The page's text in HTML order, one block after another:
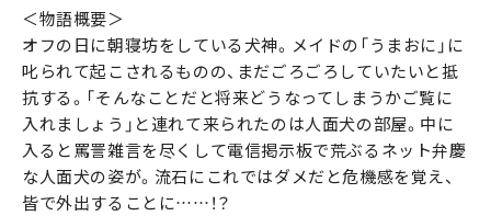
＜物語概要＞
オフの日に朝寝坊をしている犬神。メイドの「うまおに」に
叱られて起こされるものの、まだごろごろしていたいと抵
抗する。「そんなことだと将来どうなってしまうかご覧に
入れましょう」と連れて来られたのは人面犬の部屋。中に
入ると罵詈雑言を尽くして電信掲示板で荒ぶるネット弁慶
な人面犬の姿が。流石にこれではダメだと危機感を覚え、
皆で外出することに……！？